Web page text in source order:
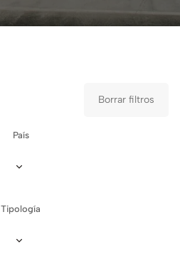
Borrar filtros
País
Tipología